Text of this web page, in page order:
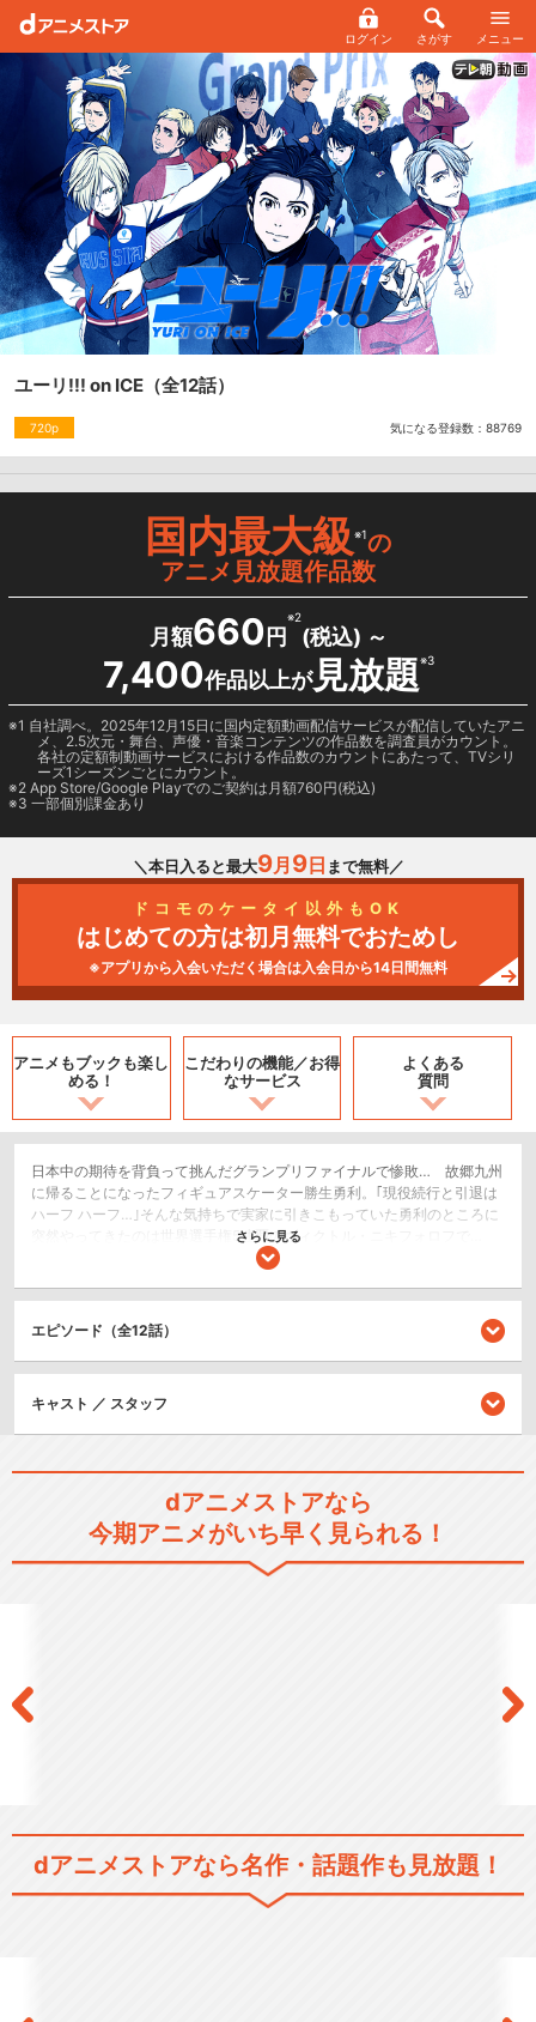
ログイン さがす メニュー
ユーリ!!! on ICE （全12話）
720p 気になる登録数： 88769
国内最大級※1の
アニメ見放題作品数
月額660 円
※2
(税込) ～
7,400作品以上が見放題※3
1 自社調べ。2025年12月15日に国内定額動画配信サービスが配信していたアニ
メ、2.5次元・舞台、声優・音楽コンテンツの作品数を調査員がカウント。
各社の定額制動画サービスにおける作品数のカウントにあたって、TVシリ
ーズ1シーズンごとにカウント。
2 App Store/Google Playでのご契約は月額760円(税込)
3 一部個別課金あり
＼本日入ると最大9月 9日 まで無料／
ドコモのケータイ以外もOK
はじめての方は初月無料でおためし
※アプリから入会いただく場合は入会日から14日間無料
アニメもブックも楽し
める！
こだわりの機能／お得
なサービス
よくある
質問
日本中の期待を背負って挑んだグランプリファイナルで惨敗… 故郷九州
に帰ることになったフィギュアスケーター勝生勇利。｢現役続行と引退は
ハーフ ハーフ…｣そんな気持ちで実家に引きこもっていた勇利のところに
突然やってきたのは世界選手権5連覇のヴィクトル・ニキフォロフで…
日本の崖っぷちスケーター勝生勇利と、ロシアの下克上スケーターユー
む前代未聞のグランプリシリーズが今、幕をあける！
スポーツ/競技
ドラマ/青春
ユーリ!!! on CONCERT
さらに見る
エピソード（全12話）
キャスト ／ スタッフ
dアニメストアなら
今期アニメがいち早く見られる！
dアニメストアなら名作・話題作も見放題！